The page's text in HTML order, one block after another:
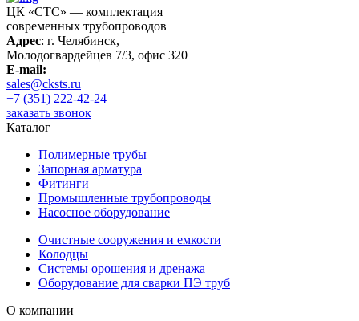
ЦК «СТС» — комплектация
современных трубопроводов
Адрес: г. Челябинск,
Молодогвардейцев 7/3, офис 320
E-mail:
sales@cksts.ru
+7 (351) 222-42-24
заказать звонок
Каталог
Полимерные трубы
Запорная арматура
Фитинги
Промышленные трубопроводы
Насосное оборудование
Очистные сооружения и емкости
Колодцы
Системы орошения и дренажа
Оборудование для сварки ПЭ труб
О компании